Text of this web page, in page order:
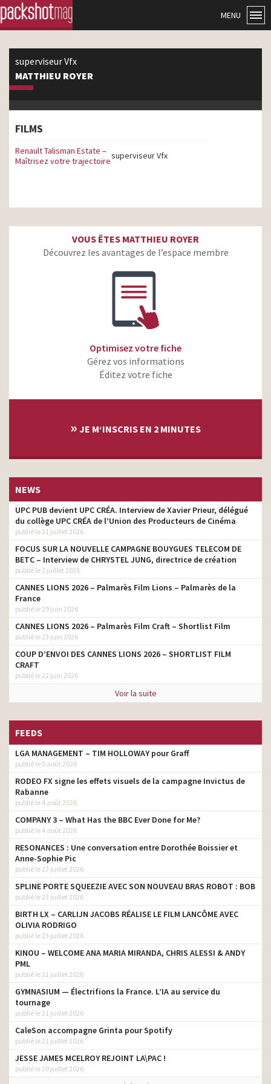
MENU
superviseur Vfx
MATTHIEU ROYER
FILMS
Renault Talisman Estate –
Maîtrisez votre trajectoiresuperviseur Vfx
VOUS ÊTES MATTHIEU ROYER
Découvrez les avantages de l’espace membre
Optimisez votre fiche
Gérez vos informations
Éditez votre fiche
» JE M‘INSCRIS EN 2 MINUTES
NEWS
UPC PUB devient UPC CRÉA. Interview de Xavier Prieur, délégué
du collège UPC CRÉA de l’Union des Producteurs de Cinéma
publié le 21 juillet 2026
FOCUS SUR LA NOUVELLE CAMPAGNE BOUYGUES TELECOM DE
BETC – Interview de CHRYSTEL JUNG, directrice de création
publié le 2 juillet 2026
CANNES LIONS 2026 – Palmarès Film Lions – Palmarès de la
France
publié le 29 juin 2026
CANNES LIONS 2026 – Palmarès Film Craft – Shortlist Film
publié le 23 juin 2026
COUP D’ENVOI DES CANNES LIONS 2026 – SHORTLIST FILM
CRAFT
publié le 22 juin 2026
Voir la suite
FEEDS
LGA MANAGEMENT – TIM HOLLOWAY pour Graff
publié le 5 août 2026
RODEO FX signe les effets visuels de la campagne Invictus de
Rabanne
publié le 4 août 2026
COMPANY 3 – What Has the BBC Ever Done for Me?
publié le 4 août 2026
RESONANCES : Une conversation entre Dorothée Boissier et
Anne-Sophie Pic
publié le 27 juillet 2026
SPLINE PORTE SQUEEZIE AVEC SON NOUVEAU BRAS ROBOT : BOB
publié le 23 juillet 2026
BIRTH LX – CARLIJN JACOBS RÉALISE LE FILM LANCÔME AVEC
OLIVIA RODRIGO
publié le 23 juillet 2026
KINOU – WELCOME ANA MARIA MIRANDA, CHRIS ALESSI & ANDY
PML
publié le 21 juillet 2026
GYMNASIUM — Électrifions la France. L’IA au service du
tournage
publié le 21 juillet 2026
CaleSon accompagne Grinta pour Spotify
publié le 21 juillet 2026
JESSE JAMES MCELROY REJOINT LA\PAC !
publié le 20 juillet 2026